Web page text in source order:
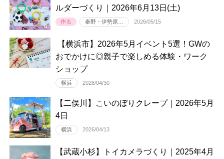
ルダーづくり｜2026年6月13日(土)
作る 秦野・伊勢原… 2026/05/15
【横浜市】2026年5月イベント5選！GWの
おでかけに◎親子で楽しめる体験・ワーク
ショップ
横浜 2026/04/30
【二俣川】こいのぼりクレープ｜2026年5月
4日
横浜 2026/04/13
【武蔵小杉】トイカメラづくり｜2025年4月